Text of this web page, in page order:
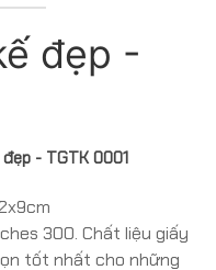
đẹp -
- TGTK 0001
300. Chất liệu giấy
tốt nhất cho những